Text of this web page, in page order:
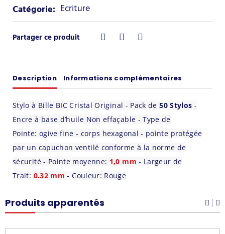
Catégorie: Ecriture
Description Informations complémentaires
Stylo à Bille BIC Cristal Original - Pack de50 Stylos -
Encre à base d’huile Non effaçable - Type de
Pointe: ogive fine - corps hexagonal - pointe protégée
par un capuchon ventilé conforme à la norme de
sécurité - Pointe moyenne: 1,0 mm - Largeur de
Trait: 0.32 mm - Couleur: Rouge
Produits apparentés